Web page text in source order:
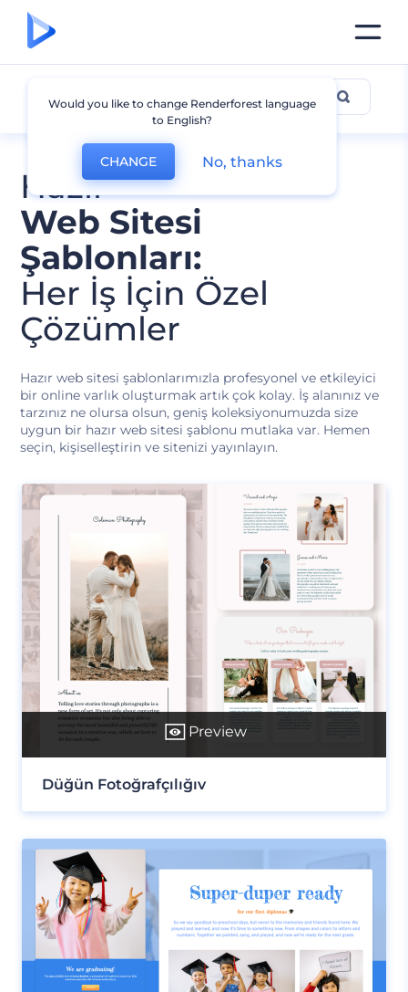
Hazır
Web Sitesi
Şablonları:
Her İş İçin Özel
Çözümler
Hazır web sitesi şablonlarımızla profesyonel ve etkileyici
bir online varlık oluşturmak artık çok kolay. İş alanınız ve
tarzınız ne olursa olsun, geniş koleksiyonumuzda size
uygun bir hazır web sitesi şablonu mutlaka var. Hemen
seçin, kişiselleştirin ve sitenizi yayınlayın.
Tüm Şablonlar
Preview
Düğün Fotoğrafçılığıv
Would you like to change Renderforest language
to English?
CHANGE No, thanks